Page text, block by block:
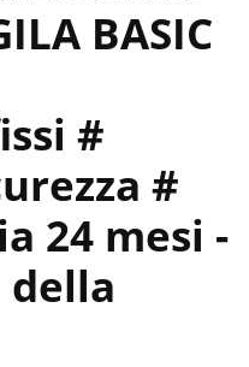
BASIC
#
#
24 mesi -
della